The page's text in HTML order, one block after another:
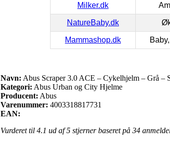
Milker.dk
NatureBaby.dk
Mammashop.dk
Navn: Abus Scraper 3.0 ACE – Cykelhjelm – Grå –
Kategori: Abus Urban og City Hjelme
Producent: Abus
Varenummer: 4003318817731
EAN:
Vurderet til 4.1 ud af 5 stjerner baseret på 34